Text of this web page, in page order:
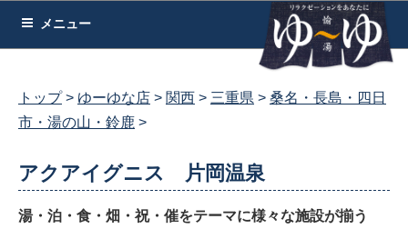
メニュー
トップ ゆーゆな店 関西 三重県
桑名・長島・四日
市・湯の山・鈴鹿
アクアイグニス 片岡温泉
湯・泊・食・畑・祝・催をテーマに様々な施設が揃う